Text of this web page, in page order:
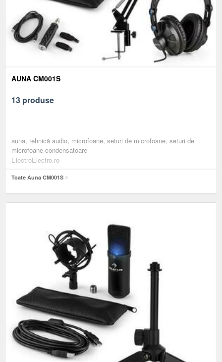
AUNA CM001S
13 produse
auna, tehnică audio, microfoane, seturi de microfoane, seturi de
microfoane condensatoare
ElectroElectro.ro
Toate Auna CM001S